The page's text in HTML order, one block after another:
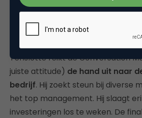
beleidsnota om effectieve klanten
én om snel beslissingen te nemen
keuzes.
Tenslotte reikt de Conversation
juiste attitude) de hand uit naar
bedrijf. Hij zoekt steun bij diverse
het top management. Hij slaagt
investeringen los te weken. De